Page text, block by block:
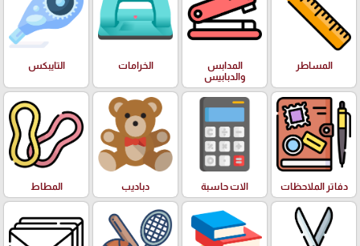
المساطر
المدابس
والدبابيس
الخرامات التايبكس
دفاتر الملاحظات الات حاسبة دباديب المطاط